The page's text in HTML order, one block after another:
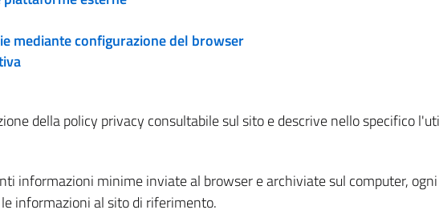
mediante configurazione del browser
della policy privacy consultabile sul sito e descrive nello specifico
informazioni minime inviate al browser e archiviate sul computer,
informazioni al sito di riferimento.